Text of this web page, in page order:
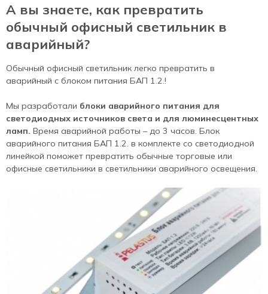
А вы знаете, как превратить
обычный офисный светильник в
аварийный?
Обычный офисный светильник легко превратить в
аварийный с блоком питания БАП 1.2.!
Мы разработали блоки аварийного питания для
светодиодных источников света и для люминесцентных
ламп. Время аварийной работы – до 3 часов. Блок
аварийного питания БАП 1.2. в комплекте со светодиодной
линейкой поможет превратить обычные торговые или
офисные светильники в светильники аварийного освещения.